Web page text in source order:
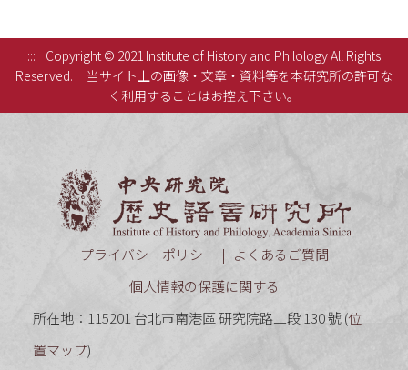
:::
Copyright © 2021 Institute of History and Philology All Rights
Reserved.
当サイト上の画像・文章・資料等を本研究所の許可な
く利用することはお控え下さい。
プライバシーポリシー
よくあるご質問
個人情報の保護に関する
所在地：115201 台北市南港區 研究院路二段 130 號 (位
置マップ)